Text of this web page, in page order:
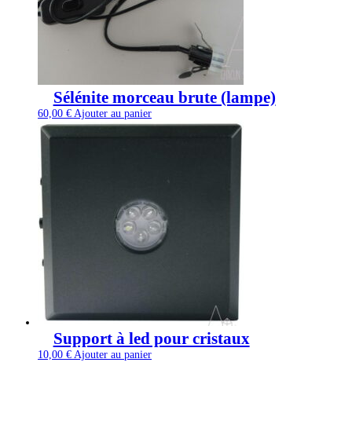
Sélénite morceau brute (lampe)
60,00 € Ajouter au panier
Support à led pour cristaux
10,00 € Ajouter au panier